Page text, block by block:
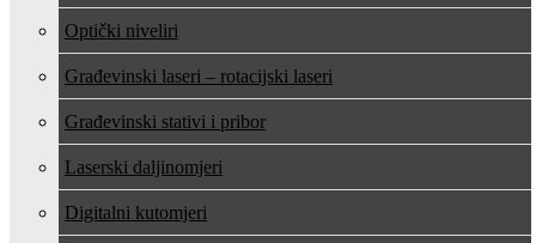
Optički niveliri
Građevinski laseri – rotacijski laseri
Građevinski stativi i pribor
Laserski daljinomjeri
Digitalni kutomjeri